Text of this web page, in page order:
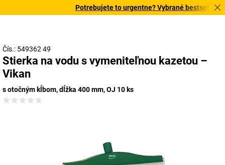
Potrebujete to urgentne? Vybrané bestsellery
Čís.: 549362 49
Stierka na vodu s vymeniteľnou kazetou –
Vikan
s otočným kĺbom, dĺžka 400 mm, OJ 10 ks